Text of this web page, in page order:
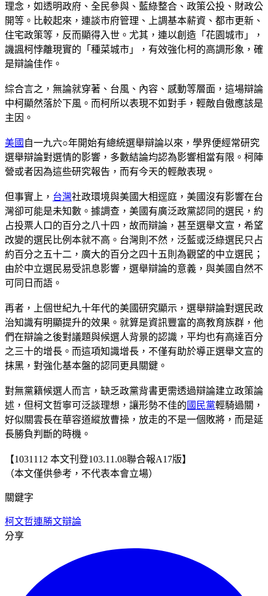
理念，如透明政府、全民參與、藍綠整合、政策公投、財政公
開等。比較起來，連談市府管理、上調基本薪資、都市更新、
住宅政策等，反而顯得入世。尤其，連以創造「花園城市」，
譏諷柯悖離現實的「種菜城市」，有效強化柯的高調形象，確
是辯論佳作。
綜合言之，無論就穿著、台風、內容、感動等層面，這場辯論
中柯顯然落於下風。而柯所以表現不如對手，輕敵自傲應該是
主因。
美國 自一九六○年開始有總統選舉辯論以來，學界便經常研究
選舉辯論對選情的影響，多數結論均認為影響相當有限。柯陣
營或者因為這些研究報告，而有今天的輕敵表現。
但事實上， 台灣社政環境與美國大相逕庭，美國沒有影響在台
灣卻可能是未知數。據調查，美國有廣泛政黨認同的選民，約
占投票人口的百分之八十四，故而辯論，甚至選舉文宣，希望
改變的選民比例本就不高。台灣則不然，泛藍或泛綠選民只占
約百分之五十二，廣大的百分之四十五則為觀望的中立選民；
由於中立選民易受訊息影響，選舉辯論的意義，與美國自然不
可同日而語。
再者，上個世紀九十年代的美國研究顯示，選舉辯論對選民政
治知識有明顯提升的效果。就算是資訊豐富的高教育族群，他
們在辯論之後對議題與候選人背景的認識，平均也有高達百分
之三十的增長。而這項知識增長，不僅有助於導正選舉文宣的
抹黑，對強化基本盤的認同更具關鍵。
對無黨籍候選人而言，缺乏政黨背書更需透過辯論建立政策論
述，但柯文哲寧可泛談理想，讓形勢不佳的 國民黨輕騎過關，
好似關雲長在華容道縱放曹操，放走的不是一個敗將，而是延
長勝負判斷的時機。
【1031112 本文刊登103.11.08聯合報A17版】
（本文僅供參考，不代表本會立場）
關鍵字
柯文哲連勝文辯論
分享